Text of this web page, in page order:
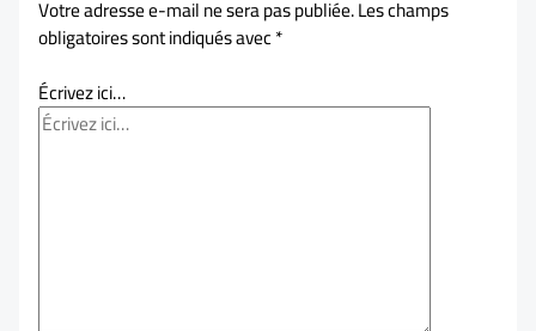
Votre adresse e-mail ne sera pas publiée.Les champs
obligatoires sont indiqués avec*
Écrivez ici…